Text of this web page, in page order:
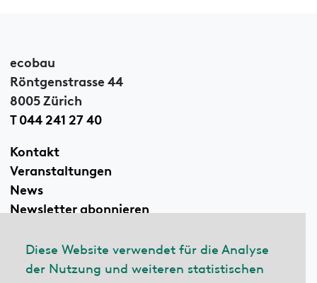
Diese Website verwendet für die Analyse
der Nutzung und weiteren statistischen
ecobau
Röntgenstrasse 44
8005 Zürich
T 044 241 27 40
Kontakt
Veranstaltungen
News
Newsletter abonnieren
Linkedin